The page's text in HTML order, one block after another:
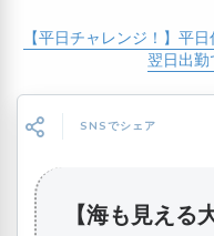
【平日チャレンジ！】平
翌日出勤
SNSでシェア
【海も見える